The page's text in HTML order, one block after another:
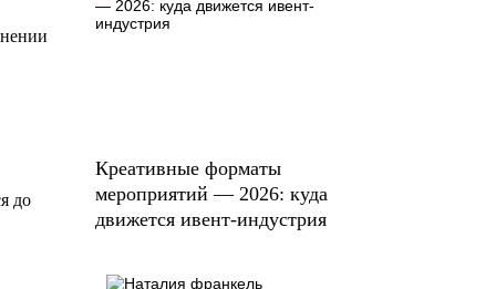
до
Креативные форматы
мероприятий — 2026: куда
движется ивент-индустрия